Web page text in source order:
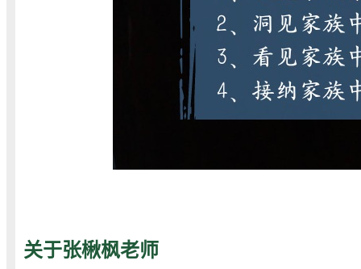
关于张楸枫老师